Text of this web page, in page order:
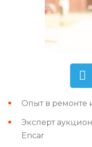
Опыт в ремонте
Эксперт
Encar